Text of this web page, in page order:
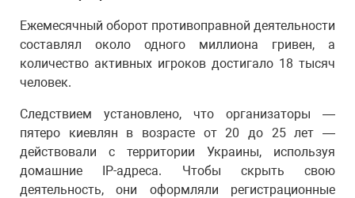
Ежемесячный оборот противоправной деятельности
составлял около одного миллиона гривен, а
количество активных игроков достигало 18 тысяч
человек.
Следствием установлено, что организаторы —
пятеро киевлян в возрасте от 20 до 25 лет —
действовали с территории Украины, используя
домашние IP-адреса. Чтобы скрыть свою
деятельность, они оформляли регистрационные